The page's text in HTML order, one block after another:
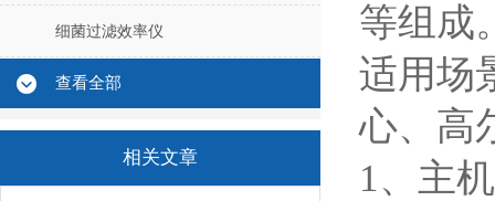
细菌过滤效率仪
查看全部
相关文章
等组成
适用场
心、高
1、 主